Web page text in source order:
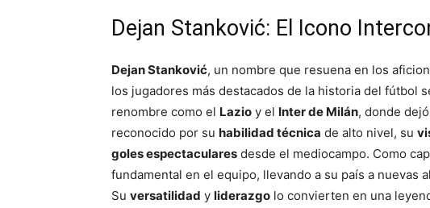
Dejan Stanković: El Icono
Dejan Stanković, un nombre que resuena en los
los jugadores más destacados de la historia del fútbol
renombre como el Lazio y el Inter de Milán, donde
reconocido por su habilidad técnica de alto nivel, su
goles espectaculares desde el mediocampo. Como
fundamental en el equipo, llevando a su país a nuevas
Su versatilidad y liderazgo lo convierten en una